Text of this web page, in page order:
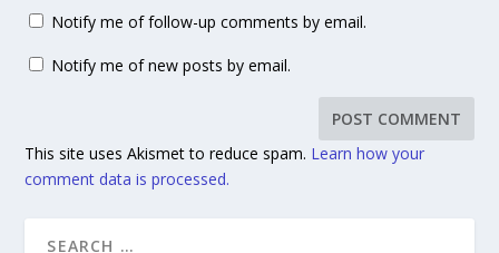
Notify me of follow-up comments by email.
Notify me of new posts by email.
This site uses Akismet to reduce spam. Learn how your
comment data is processed.